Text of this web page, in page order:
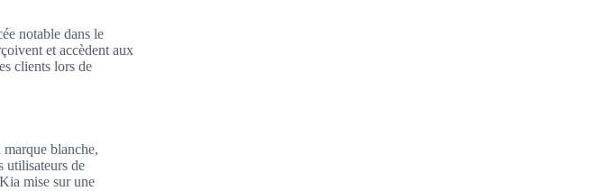
notable dans le
et accèdent aux
clients lors de
blanche,
utilisateurs de
mise sur une